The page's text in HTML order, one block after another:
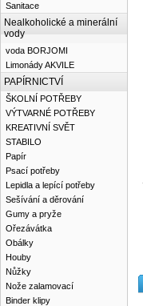
Sanitace
Nealkoholické a minerální
vody
voda BORJOMI
Limonády AKVILE
PAPÍRNICTVÍ
ŠKOLNÍ POTŘEBY
VÝTVARNÉ POTŘEBY
KREATIVNÍ SVĚT
STABILO
Papír
Psací potřeby
Lepidla a lepící potřeby
Sešívání a děrování
Gumy a pryže
Ořezávátka
Obálky
Houby
Nůžky
Nože zalamovací
Binder klipy